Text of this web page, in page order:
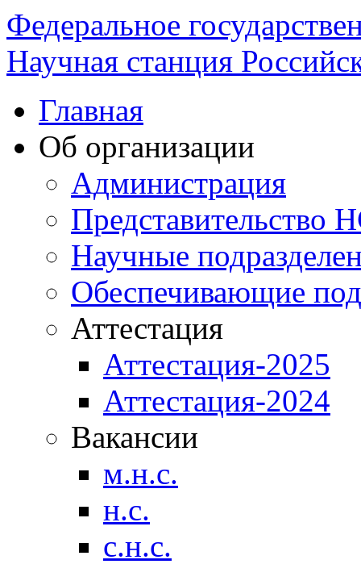
Федеральное
Научная станция
Главная
Об организации
Администрация
Научные
Обеспечивающие
Аттестация
Аттестация-2025
Аттестация-2024
Вакансии
м.н.с.
н.с.
с.н.с.